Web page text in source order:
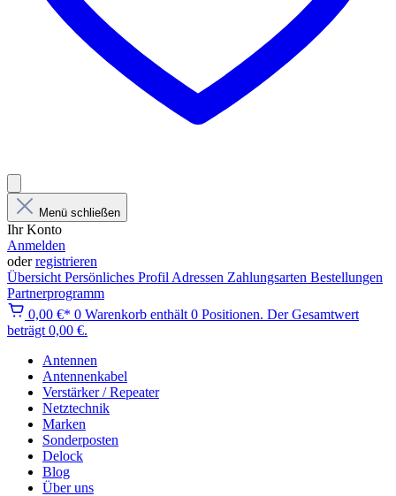
Menü schließen
Ihr Konto
Anmelden
oderregistrieren
Übersicht Persönliches Profil Adressen Zahlungsarten Bestellungen
Partnerprogramm
0,00 €* 0 Warenkorb enthält 0 Positionen. Der Gesamtwert
beträgt 0,00 €.
Antennen
Antennenkabel
Verstärker / Repeater
Netztechnik
Marken
Sonderposten
Delock
Blog
Über uns